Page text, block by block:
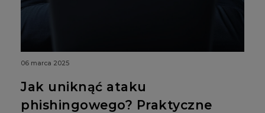
06 marca 2025
Jak uniknąć ataku
phishingowego? Praktyczne